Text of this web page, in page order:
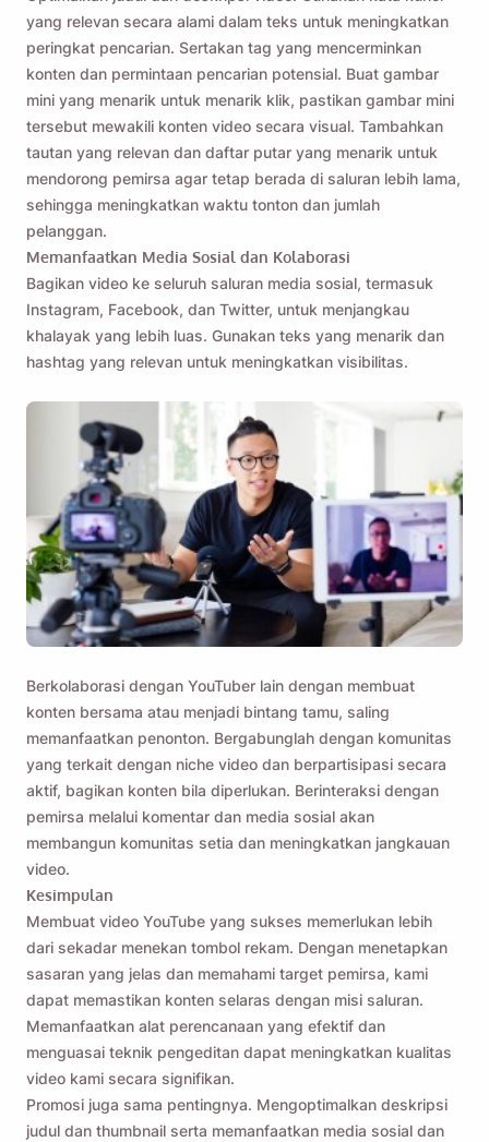
yang relevan secara alami dalam teks untuk meningkatkan
peringkat pencarian. Sertakan tag yang mencerminkan
konten dan permintaan pencarian potensial. Buat gambar
mini yang menarik untuk menarik klik, pastikan gambar mini
tersebut mewakili konten video secara visual. Tambahkan
tautan yang relevan dan daftar putar yang menarik untuk
mendorong pemirsa agar tetap berada di saluran lebih lama,
sehingga meningkatkan waktu tonton dan jumlah
pelanggan.
Memanfaatkan Media Sosial dan Kolaborasi
Bagikan video ke seluruh saluran media sosial, termasuk
Instagram, Facebook, dan Twitter, untuk menjangkau
khalayak yang lebih luas. Gunakan teks yang menarik dan
hashtag yang relevan untuk meningkatkan visibilitas.
Berkolaborasi dengan YouTuber lain dengan membuat
konten bersama atau menjadi bintang tamu, saling
memanfaatkan penonton. Bergabunglah dengan komunitas
yang terkait dengan niche video dan berpartisipasi secara
aktif, bagikan konten bila diperlukan. Berinteraksi dengan
pemirsa melalui komentar dan media sosial akan
membangun komunitas setia dan meningkatkan jangkauan
video.
Kesimpulan
Membuat video YouTube yang sukses memerlukan lebih
dari sekadar menekan tombol rekam. Dengan menetapkan
sasaran yang jelas dan memahami target pemirsa, kami
dapat memastikan konten selaras dengan misi saluran.
Memanfaatkan alat perencanaan yang efektif dan
menguasai teknik pengeditan dapat meningkatkan kualitas
video kami secara signifikan.
Promosi juga sama pentingnya. Mengoptimalkan deskripsi
judul dan thumbnail serta memanfaatkan media sosial dan